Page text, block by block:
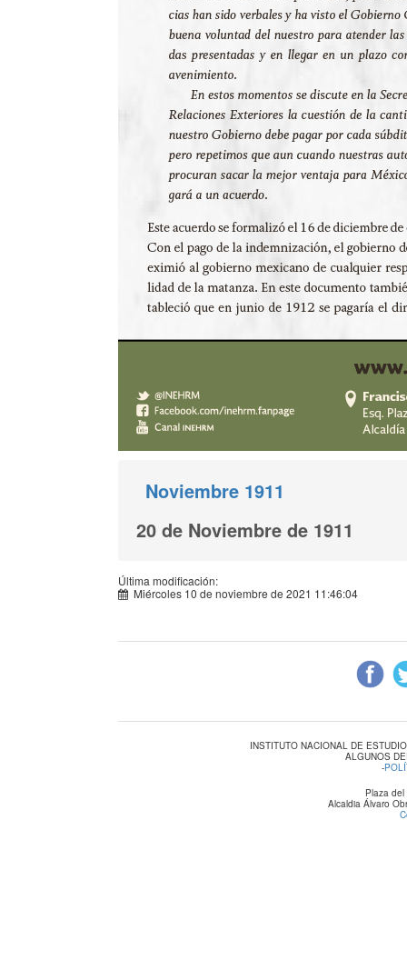
Noviembre 1911
20 de Noviembre de 1911
Última modificación:
Miércoles 10 de noviembre de 2021 11:46:04
INSTITUTO NACIONAL DE
ALGUNOS
-
Plaza
Alcaldia Álvaro